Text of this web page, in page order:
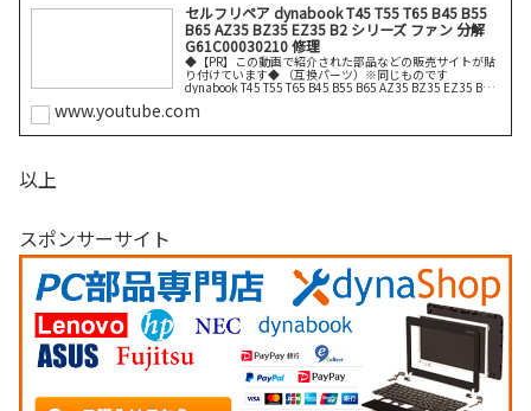
セルフリペア dynabook T45 T55 T65 B45 B55
B65 AZ35 BZ35 EZ35 B2 シリーズ ファン 分解
G61C00030210 修理
◆【PR】この動画で紹介された部品などの販売サイトが貼
り付けています◆ （互換パーツ）※同じものです
dynabook T45 T55 T65 B45 B55 B65 AZ35 BZ35 EZ35 B2
www.youtube.com
以上
スポンサーサイト